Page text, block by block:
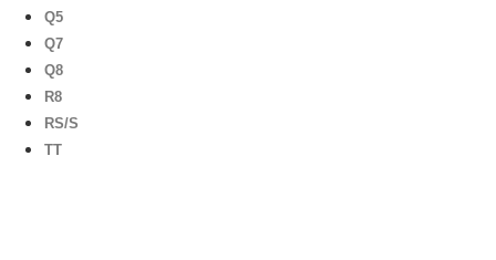
Q5
Q7
Q8
R8
RS/S
TT